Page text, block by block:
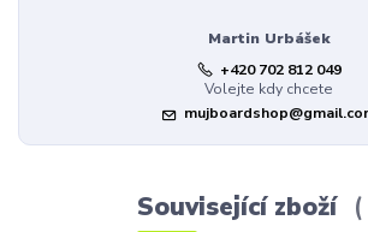
Martin Urbášek
+420 702 812 049
Volejte kdy chcete
Související zboží